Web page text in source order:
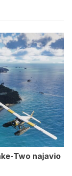
Two najavio